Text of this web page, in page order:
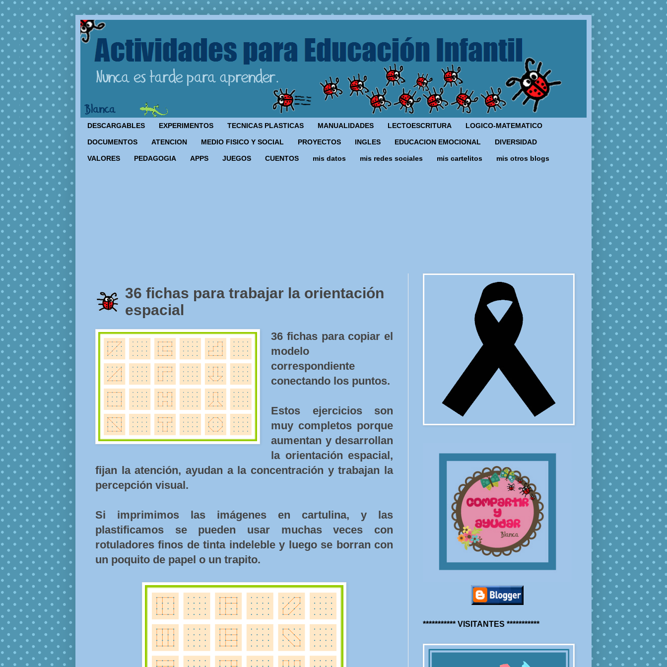
DESCARGABLES EXPERIMENTOS TECNICAS PLASTICAS MANUALIDADES LECTOESCRITURA LOGICO-MATEMATICO
DOCUMENTOS ATENCION MEDIO FISICO Y SOCIAL PROYECTOS INGLES EDUCACION EMOCIONAL DIVERSIDAD
VALORES PEDAGOGIA APPS JUEGOS CUENTOS mis datos mis redes sociales mis cartelitos mis otros blogs
36 fichas para trabajar la orientación
espacial
36 fichas para copiar el
modelo
correspondiente
conectando los puntos.
Estos ejercicios son
muy completos porque
aumentan y desarrollan
la orientación espacial,
fijan la atención, ayudan a la concentración y trabajan la
percepción visual.
Si imprimimos las imágenes en cartulina, y las
plastificamos se pueden usar muchas veces con
rotuladores finos de tinta indeleble y luego se borran con
un poquito de papel o un trapito.
*********** VISITANTES ***********